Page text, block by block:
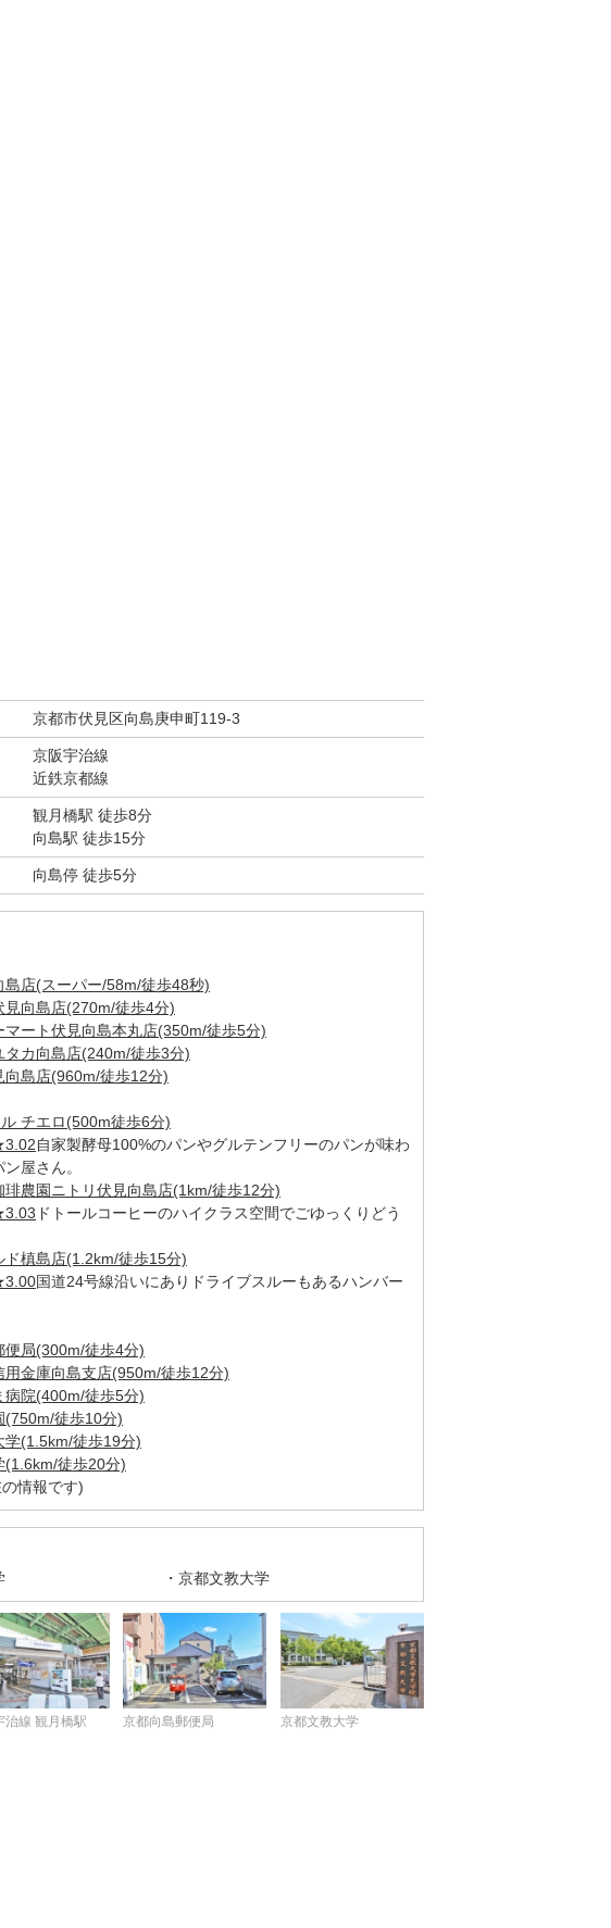
京都市伏見区向島庚申町119-3
京阪宇治線
近鉄京都線
観月橋駅 徒歩8分
向島駅 徒歩15分
向島停 徒歩5分
島店(スーパー/58m/徒歩48秒)
見向島店(270m/徒歩4分)
マート伏見向島本丸店(350m/徒歩5分)
タカ向島店(240m/徒歩3分)
向島店(960m/徒歩12分)
チエロ(500m徒歩6分)
自家製酵母100%のパンやグルテンフリーのパンが味わ
屋さん。
琲農園ニトリ伏見向島店(1km/徒歩12分)
ドトールコーヒーのハイクラス空間でごゆっくりどう
ド槙島店(1.2km/徒歩15分)
国道24号線沿いにありドライブスルーもあるハンバー
便局(300m/徒歩4分)
用金庫向島支店(950m/徒歩12分)
病院(400m/徒歩5分)
(750m/徒歩10分)
学(1.5km/徒歩19分)
(1.6km/徒歩20分)
情報です)
京都文教大学
治線 観月橋駅 京都向島郵便局 京都文教大学